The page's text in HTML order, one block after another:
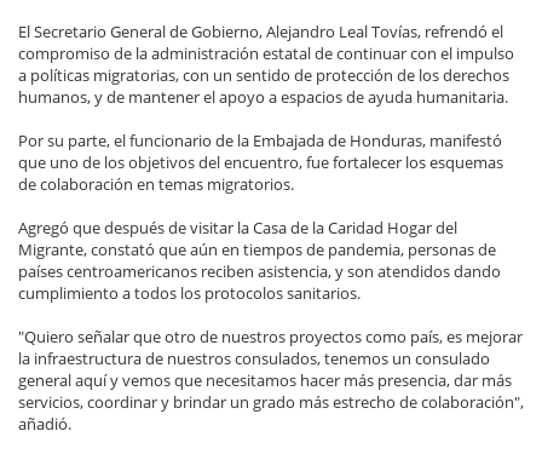
El Secretario General de Gobierno, Alejandro Leal Tovías, refrendó el
compromiso de la administración estatal de continuar con el impulso
a políticas migratorias, con un sentido de protección de los derechos
humanos, y de mantener el apoyo a espacios de ayuda humanitaria.
Por su parte, el funcionario de la Embajada de Honduras, manifestó
que uno de los objetivos del encuentro, fue fortalecer los esquemas
de colaboración en temas migratorios.
Agregó que después de visitar la Casa de la Caridad Hogar del
Migrante, constató que aún en tiempos de pandemia, personas de
países centroamericanos reciben asistencia, y son atendidos dando
cumplimiento a todos los protocolos sanitarios.
"Quiero señalar que otro de nuestros proyectos como país, es mejorar
la infraestructura de nuestros consulados, tenemos un consulado
general aquí y vemos que necesitamos hacer más presencia, dar más
servicios, coordinar y brindar un grado más estrecho de colaboración",
añadió.